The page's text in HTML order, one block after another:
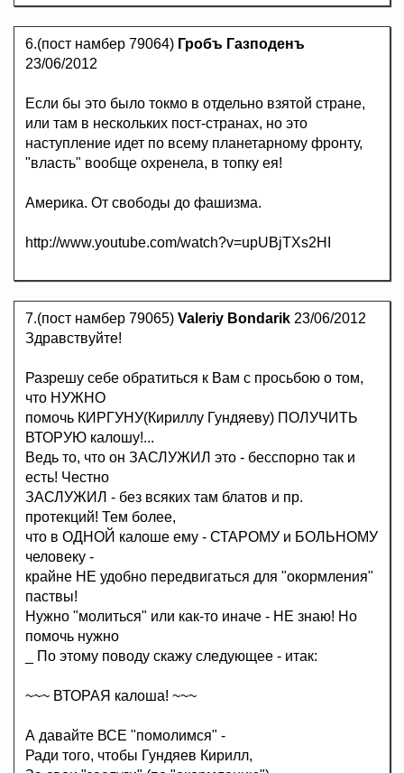
6.(пост намбер 79064) Гробъ Газподенъ
23/06/2012
Если бы это было токмо в отдельно взятой стране,
или там в нескольких пост-странах, но это
наступление идет по всему планетарному фронту,
"власть" вообще охренела, в топку ея!
Америка. От свободы до фашизма.
http://www.youtube.com/watch?v=upUBjTXs2HI
7.(пост намбер 79065) Valeriy Bondarik 23/06/2012
Здравствуйте!
Разрешу себе обратиться к Вам с просьбою о том,
что НУЖНО
помочь КИРГУНУ(Кириллу Гундяеву) ПОЛУЧИТЬ
ВТОРУЮ калошу!...
Ведь то, что он ЗАСЛУЖИЛ это - бесспорно так и
есть! Честно
ЗАСЛУЖИЛ - без всяких там блатов и пр.
протекций! Тем более,
что в ОДНОЙ калоше ему - СТАРОМУ и БОЛЬНОМУ
человеку -
крайне НЕ удобно передвигаться для "окормления"
паствы!
Нужно "молиться" или как-то иначе - НЕ знаю! Но
помочь нужно
_ По этому поводу скажу следующее - итак:
~~~ ВТОРАЯ калоша! ~~~
А давайте ВСЕ "помолимся" -
Ради того, чтобы Гундяев Кирилл,